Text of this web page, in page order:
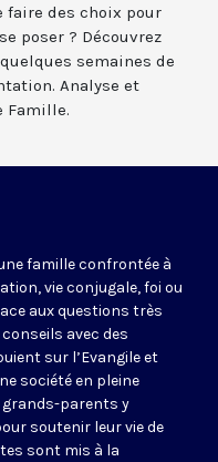
faire des choix pour
poser ? Découvrez
semaines de
Analyse et
Famille.
famille confrontée à
vie conjugale, foi ou
aux questions très
avec des
sur l’Evangile et
société en pleine
grands-parents y
soutenir leur vie de
sont mis à la